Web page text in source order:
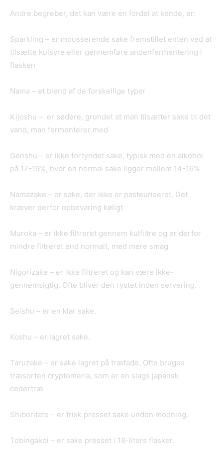
Andre begreber, det kan være en fordel at kende, er:
Sparkling – er mousserende sake fremstillet enten ved at
tilsætte kulsyre eller gennemføre andenfermentering i
flasken
Nama – et blend af de forskellige typer
Kijoshu – er sødere, grundet at man tilsætter sake til det
vand, man fermenterer med
Genshu – er ikke fortyndet sake, typisk med en alkohol
på 17-19%, hvor en normal sake ligger mellem 14-16%
Namazake – er sake, der ikke er pasteuriseret. Det
kræver derfor opbevaring køligt
Muroka – er ikke filtreret gennem kulfiltre og er derfor
mindre filtreret end normalt, med mere smag
Nigorizake – er ikke filtreret og kan være ikke-
gennemsigtig. Ofte bliver den rystet inden servering.
Seishu – er en klar sake.
Koshu – er lagret sake.
Taruzake – er sake lagret på træfade. Ofte bruges
træsorten cryptomeria, som er en slags japansk
cedertræ
Shiboritate – er frisk presset sake unden modning.
Tobingakoi – er sake presset i 18-liters flasker.